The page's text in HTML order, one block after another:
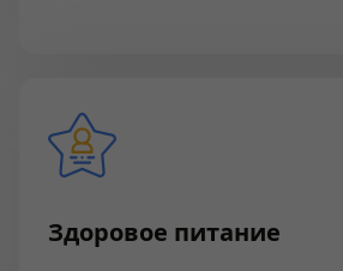
Здоровое питание